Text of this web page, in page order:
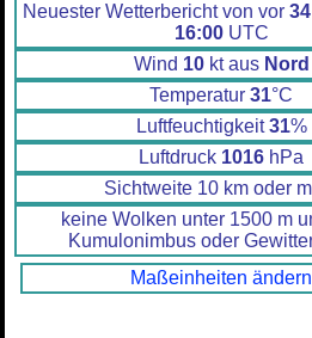
Neuester Wetterbericht von vor 34
16:00UTC
Wind 10kt aus Nord
Temperatur 31°C
Luftfeuchtigkeit31%
Luftdruck 1016 hPa
Sichtweite 10 km oder
keine Wolken unter 1500 m
Kumulonimbus oder
Maßeinheiten ändern